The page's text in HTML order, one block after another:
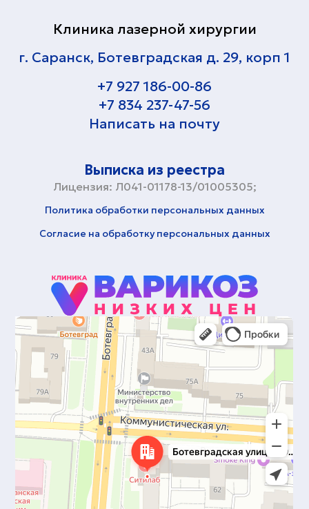
Клиника лазерной хирургии
г. Саранск, Ботевградская д. 29, корп 1
+7 927 186-00-86
+7 834 237-47-56
Написать на почту
Выписка из реестра
Лицензия: Л041-01178-13/01005305;
Политика обработки персональных данных
Cогласие на обработку персональных данных
Саранск
Ботевградская улица, 29к1 на карте Саранска — Яндекс Карты